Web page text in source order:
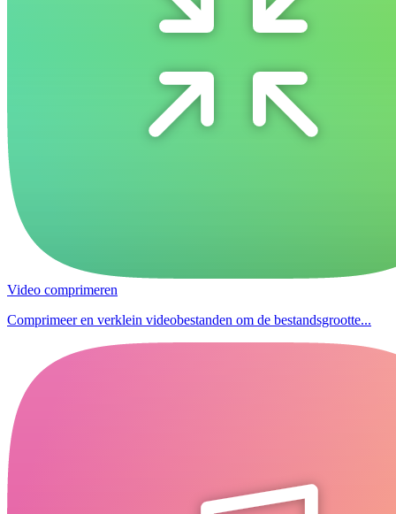
Video comprimeren
Comprimeer en verklein videobestanden om de bestandsgrootte...